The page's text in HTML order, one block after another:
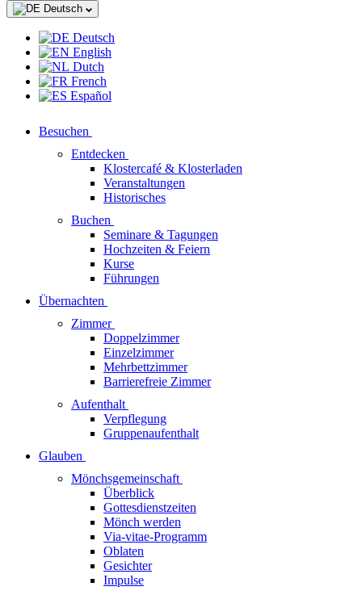
Deutsch
Deutsch
English
Dutch
French
Español
Besuchen
Entdecken
Klostercafé & Klosterladen
Veranstaltungen
Historisches
Buchen
Seminare & Tagungen
Hochzeiten & Feiern
Kurse
Führungen
Übernachten
Zimmer
Doppelzimmer
Einzelzimmer
Mehrbettzimmer
Barrierefreie Zimmer
Aufenthalt
Verpflegung
Gruppenaufenthalt
Glauben
Mönchsgemeinschaft
Überblick
Gottesdienstzeiten
Mönch werden
Via-vitae-Programm
Oblaten
Gesichter
Impulse